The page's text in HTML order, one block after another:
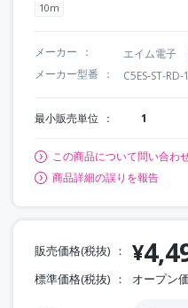
10m
メーカー エイム電子
メーカー型番
C5ES-ST-RD-
最小販売単位 1
この商品について問い合わ
商品詳細の誤りを報告
販売価格(税抜) ¥
標準価格(税抜) オープン